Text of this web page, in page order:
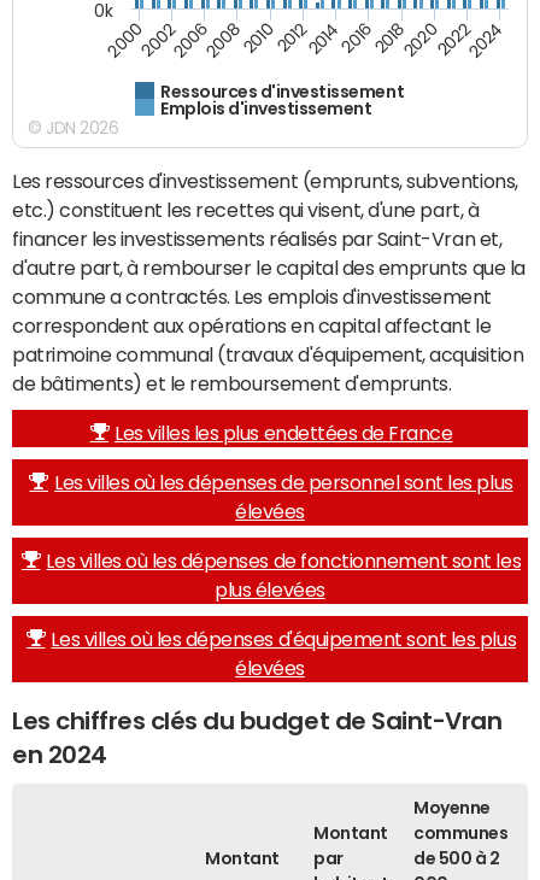
Ressources d'investissement
Emplois d'investissement
200020022006200820102012201420162018202020222024
0k
© JDN 2026
Les ressources d'investissement (emprunts, subventions,
etc.) constituent les recettes qui visent, d'une part, à
financer les investissements réalisés par Saint-Vran et,
d'autre part, à rembourser le capital des emprunts que la
commune a contractés. Les emplois d'investissement
correspondent aux opérations en capital affectant le
patrimoine communal (travaux d'équipement, acquisition
de bâtiments) et le remboursement d'emprunts.
Les villes les plus endettées de France
Les villes où les dépenses de personnel sont les plus
élevées
Les villes où les dépenses de fonctionnement sont les
plus élevées
Les villes où les dépenses d'équipement sont les plus
élevées
Les chiffres clés du budget de Saint-Vran
en 2024
Montant
Montant
par
Moyenne
communes
de 500 à 2